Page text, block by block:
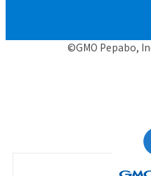
©GMO Pepabo,